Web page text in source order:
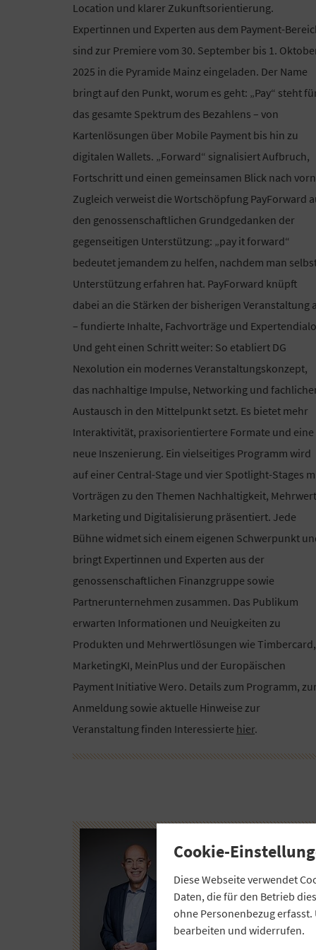
Location und klarer Zukunftsorientierung.
Expertinnen und Experten aus dem Payment-
sind zur Premiere vom 30. September bis 1.
2025 in die Pyramide Mainz eingeladen. Der Name
bringt auf den Punkt, worum es geht: „Pay“ steht
das gesamte Spektrum des Bezahlens – von
Kartenlösungen über Mobile Payment bis hin zu
digitalen Wallets. „Forward“ signalisiert Aufbruch,
Fortschritt und einen gemeinsamen Blick nach
Zugleich verweist die Wortschöpfung PayForward
den genossenschaftlichen Grundgedanken der
gegenseitigen Unterstützung: „pay it forward“
bedeutet jemandem zu helfen, nachdem man
Unterstützung erfahren hat. PayForward knüpft
dabei an die Stärken der bisherigen Veranstaltung
– fundierte Inhalte, Fachvorträge und
Und geht einen Schritt weiter: So etabliert DG
Nexolution ein modernes Veranstaltungskonzept,
das nachhaltige Impulse, Networking und
Austausch in den Mittelpunkt setzt. Es bietet mehr
Interaktivität, praxisorientiertere Formate und eine
neue Inszenierung. Ein vielseitiges Programm wird
auf einer Central-Stage und vier Spotlight-Stages
Vorträgen zu den Themen Nachhaltigkeit,
Marketing und Digitalisierung präsentiert. Jede
Bühne widmet sich einem eigenen Schwerpunkt
bringt Expertinnen und Experten aus der
genossenschaftlichen Finanzgruppe sowie
Partnerunternehmen zusammen. Das Publikum
erwarten Informationen und Neuigkeiten zu
Produkten und Mehrwertlösungen wie Timbercard,
MarketingKI, MeinPlus und der Europäischen
Payment Initiative Wero. Details zum Programm,
Anmeldung sowie aktuelle Hinweise zur
Veranstaltung finden Interessierte hier.
Cookie-
Diese Webseite verwendet
Daten, die für den Betrieb
ohne Personenbezug
bearbeiten und widerrufen.